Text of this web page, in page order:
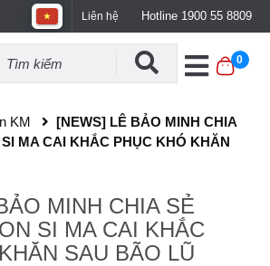
Liên hệ Hotline 1900 55 8809
0
KM
[NEWS] LÊ BẢO MINH CHIA
MA CAI KHẮC PHỤC KHÓ KHĂN
MINH CHIA SẺ
SI MA CAI KHẮC
SAU BÃO LŨ